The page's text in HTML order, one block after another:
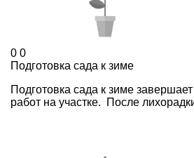
0 0
Подготовка сада к зиме
Подготовка сада к зиме
работ на участке. После